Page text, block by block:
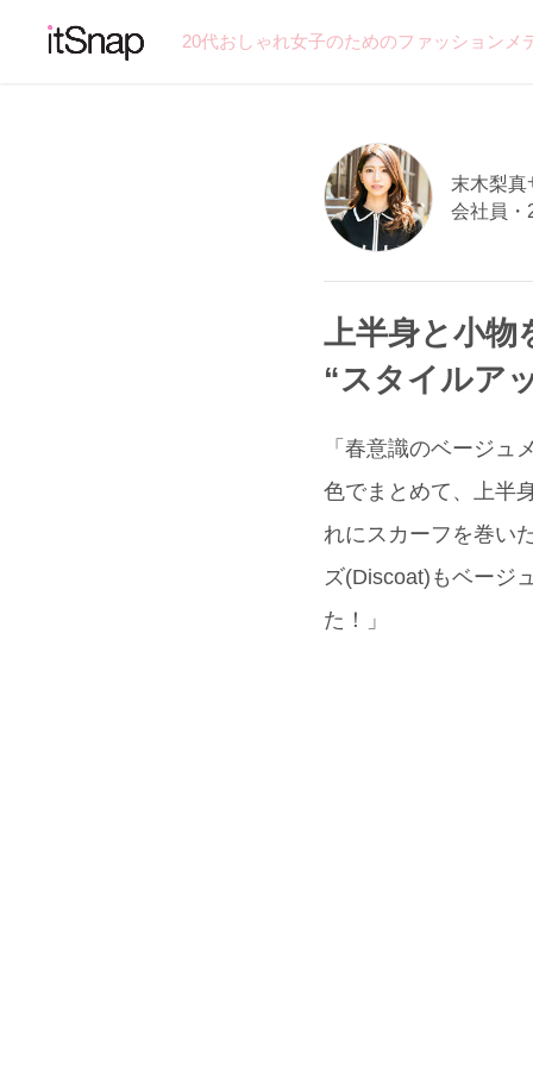
20代おしゃれ女子のためのファッション
末木梨真
会社員・
上半身と小物
“スタイルア
「春意識のベージ
色でまとめて、上半
れにスカーフを巻い
ズ(Discoat)もベージ
た！」